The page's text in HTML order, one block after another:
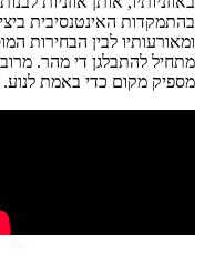
בהתמקדות האינטנסיבית
ומאורעותיו לבין הבחירות
מתחיל להתבלגן די מהר.
מספיק מקום כדי באמת לנוע.